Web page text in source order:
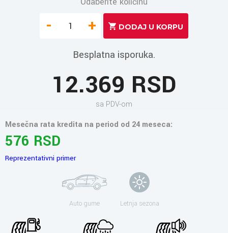
- +
Besplatna isporuka.
12.369 RSD
sa PDV-om
Mesečna rata kredita na period od 24 meseca:
576 RSD
Reprezentativni primer
Auto gume Letnja sezona